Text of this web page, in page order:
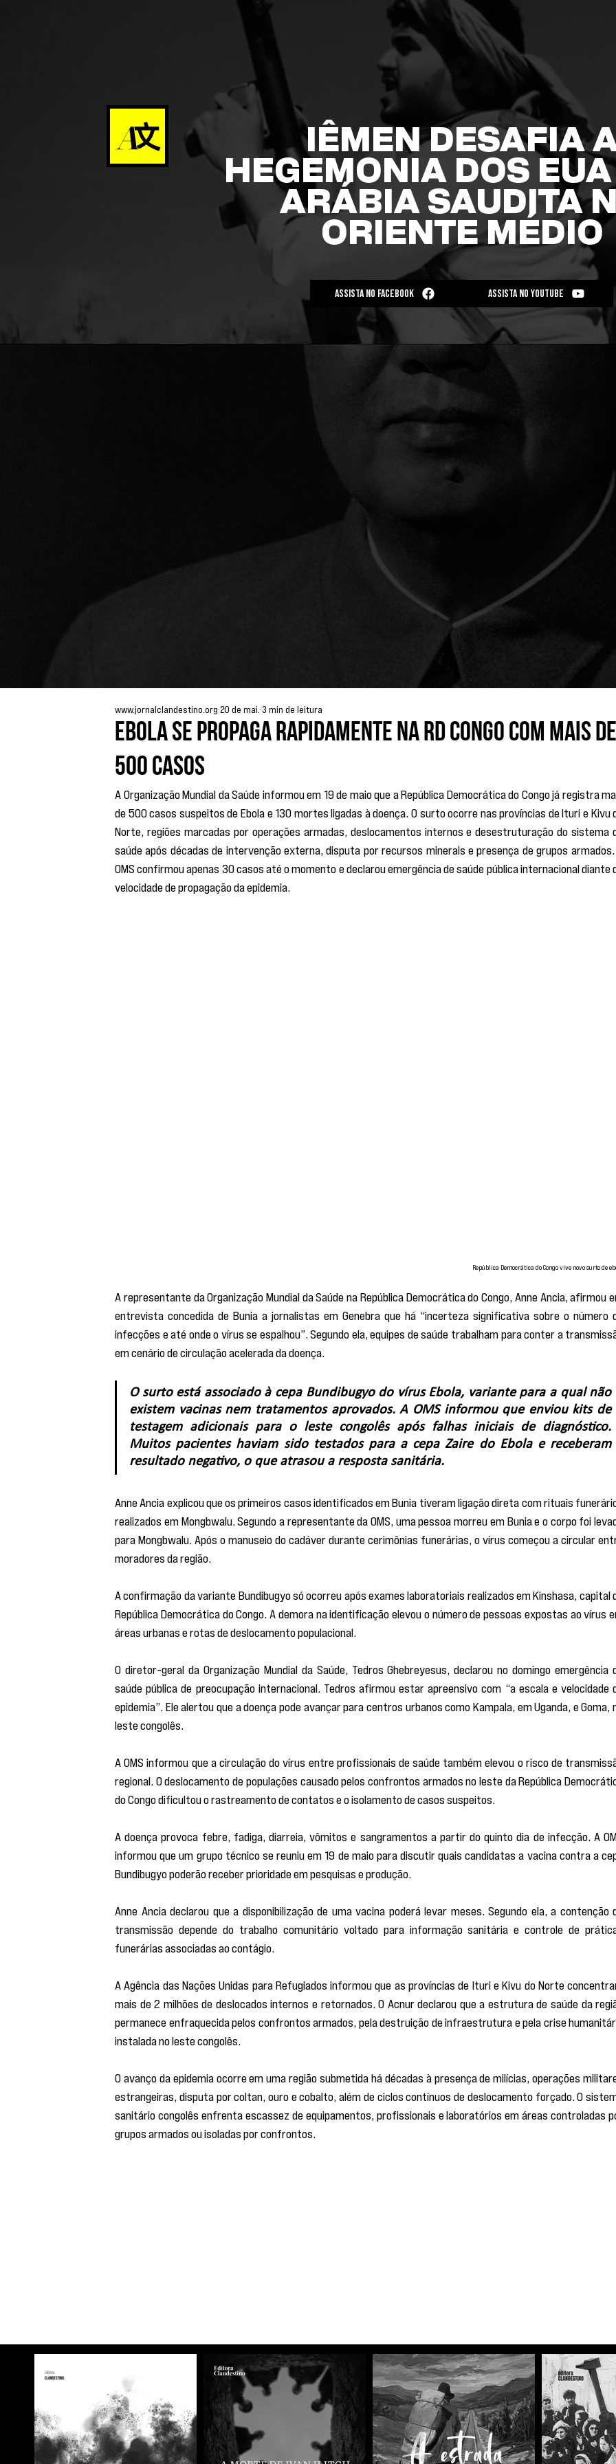
IÊMEN DESAFIA
HEGEMONIA DOS
ARÁBIA SAUDITA
ORIENTE MÉDIO
ASSISTA NO YOUTUBE
ASSISTA NO FACEBOOK
Ebola se propaga rapidamente na RD Congo com mais de
500 casos
www.jornalclandestino.org20 de mai.3 min de leitura
A Organização Mundial da Saúde informou em 19 de maio que a República Democrática do Congo já registra
de 500 casos suspeitos de Ebola e 130 mortes ligadas à doença. O surto ocorre nas províncias de Ituri e Kivu
Norte, regiões marcadas por operações armadas, deslocamentos internos e desestruturação do sistema
saúde após décadas de intervenção externa, disputa por recursos minerais e presença de grupos
OMS confirmou apenas 30 casos até o momento e declarou emergência de saúde pública internacional diante
velocidade de propagação da epidemia.
República Democrática do Congo vive novo surto de
A representante da Organização Mundial da Saúde na República Democrática do Congo, Anne Ancia, afirmou
entrevista concedida de Bunia a jornalistas em Genebra que há “incerteza significativa sobre o número
infecções e até onde o vírus se espalhou”. Segundo ela, equipes de saúde trabalham para conter a
em cenário de circulação acelerada da doença.
O surto está associado à cepa Bundibugyo do vírus Ebola, variante para a qual não
existem vacinas nem tratamentos aprovados. A OMS informou que enviou kits de
testagem adicionais para o leste congolês após falhas iniciais de diagnóstico.
Muitos pacientes haviam sido testados para a cepa Zaire do Ebola e receberam
resultado negativo, o que atrasou a resposta sanitária.
Anne Ancia explicou que os primeiros casos identificados em Bunia tiveram ligação direta com rituais
realizados em Mongbwalu. Segundo a representante da OMS, uma pessoa morreu em Bunia e o corpo foi
para Mongbwalu. Após o manuseio do cadáver durante cerimônias funerárias, o vírus começou a circular
moradores da região.
A confirmação da variante Bundibugyo só ocorreu após exames laboratoriais realizados em Kinshasa, capital
República Democrática do Congo. A demora na identificação elevou o número de pessoas expostas ao vírus
áreas urbanas e rotas de deslocamento populacional.
O diretor-geral da Organização Mundial da Saúde, Tedros Ghebreyesus, declarou no domingo emergência
saúde pública de preocupação internacional. Tedros afirmou estar apreensivo com “a escala e velocidade
epidemia”. Ele alertou que a doença pode avançar para centros urbanos como Kampala, em Uganda, e Goma,
leste congolês.
A OMS informou que a circulação do vírus entre profissionais de saúde também elevou o risco de
regional. O deslocamento de populações causado pelos confrontos armados no leste da República
do Congo dificultou o rastreamento de contatos e o isolamento de casos suspeitos.
A doença provoca febre, fadiga, diarreia, vômitos e sangramentos a partir do quinto dia de infecção. A
informou que um grupo técnico se reuniu em 19 de maio para discutir quais candidatas a vacina contra a
Bundibugyo poderão receber prioridade em pesquisas e produção.
Anne Ancia declarou que a disponibilização de uma vacina poderá levar meses. Segundo ela, a contenção
transmissão depende do trabalho comunitário voltado para informação sanitária e controle de
funerárias associadas ao contágio.
A Agência das Nações Unidas para Refugiados informou que as províncias de Ituri e Kivu do Norte
mais de 2 milhões de deslocados internos e retornados. O Acnur declarou que a estrutura de saúde da
permanece enfraquecida pelos confrontos armados, pela destruição de infraestrutura e pela crise
instalada no leste congolês.
O avanço da epidemia ocorre em uma região submetida há décadas à presença de milícias, operações
estrangeiras, disputa por coltan, ouro e cobalto, além de ciclos contínuos de deslocamento forçado. O
sanitário congolês enfrenta escassez de equipamentos, profissionais e laboratórios em áreas controladas
grupos armados ou isoladas por confrontos.